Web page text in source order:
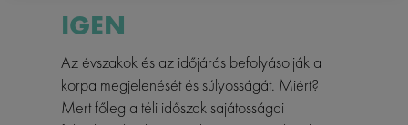
IGEN
Az évszakok és az időjárás befolyásolják a
korpa megjelenését és súlyosságát. Miért?
Mert főleg a téli időszak sajátosságai